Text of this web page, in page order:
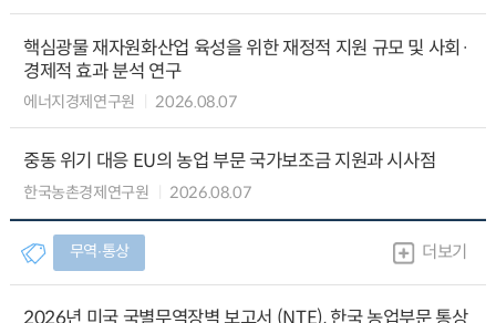
핵심광물 재자원화산업 육성을 위한 재정적 지원 규모 및 사회·
경제적 효과 분석 연구
에너지경제연구원 2026.08.07
중동 위기 대응 EU의 농업 부문 국가보조금 지원과 시사점
한국농촌경제연구원 2026.08.07
무역∙통상 더보기